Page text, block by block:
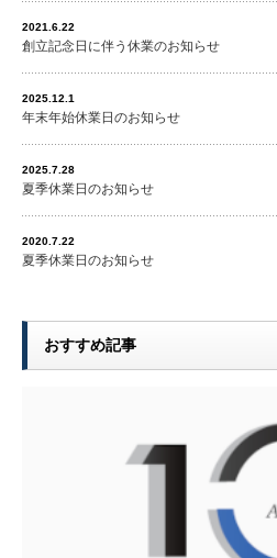
2021.6.22
創立記念日に伴う休業のお知らせ
2025.12.1
年末年始休業日のお知らせ
2025.7.28
夏季休業日のお知らせ
2020.7.22
夏季休業日のお知らせ
おすすめ記事